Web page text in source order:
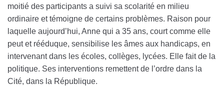
moitié des participants a suivi sa scolarité en milieu
ordinaire et témoigne de certains problèmes. Raison pour
laquelle aujourd’hui, Anne qui a 35 ans, court comme elle
peut et rééduque, sensibilise les âmes aux handicaps, en
intervenant dans les écoles, collèges, lycées. Elle fait de la
politique. Ses interventions remettent de l’ordre dans la
Cité, dans la République.